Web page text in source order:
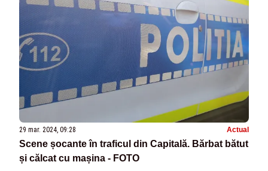
29 mar. 2024, 09:28 Actual
Scene șocante în traficul din Capitală. Bărbat bătut
și călcat cu mașina - FOTO